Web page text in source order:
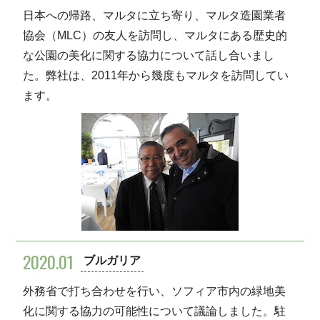
日本への帰路、マルタに立ち寄り、マルタ造園業者
協会（MLC）の友人を訪問し、マルタにある歴史的
な公園の美化に関する協力について話し合いまし
た。弊社は、2011年から幾度もマルタを訪問してい
ます。
2020.01 ブルガリア
外務省で打ち合わせを行い、ソフィア市内の緑地美
化に関する協力の可能性について議論しました。駐